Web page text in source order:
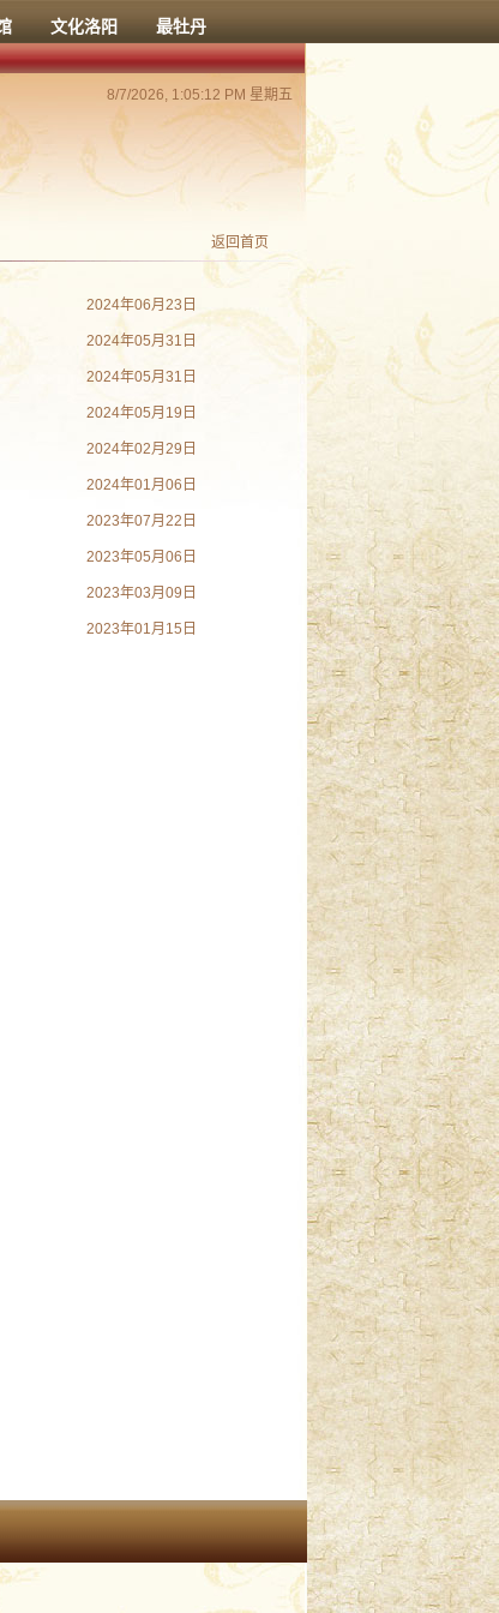
文化洛阳 最牡丹
8/7/2026, 1:05:13 PM 星期五
返回首页
2024年06月23日
2024年05月31日
2024年05月31日
2024年05月19日
2024年02月29日
2024年01月06日
2023年07月22日
2023年05月06日
2023年03月09日
2023年01月15日